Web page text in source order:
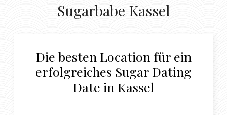
Sugarbabe Kassel
Die besten Location für ein
erfolgreiches Sugar Dating
Date in Kassel